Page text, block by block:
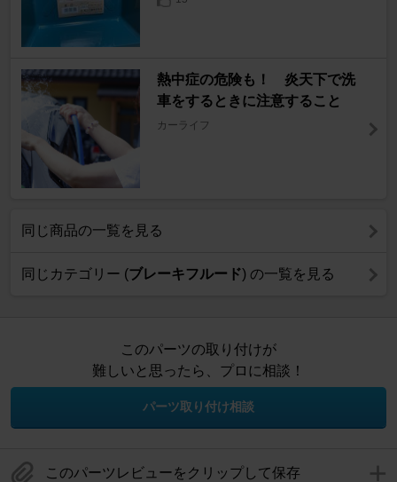
熱中症の危険も！ 炎天下で洗
車をするときに注意すること
カーライフ
同じ商品の一覧を見る
同じカテゴリー (ブレーキフルード) の一覧を見る
このパーツの取り付けが
難しいと思ったら、プロに相談！
パーツ取り付け相談
このパーツレビューをクリップして保存